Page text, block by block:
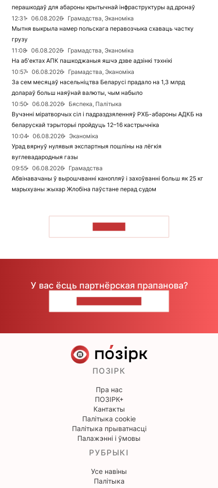
перашкодаў для абароны крытычнай інфраструктуры ад дронаў
12:31
06.08.2026
Грамадства, Эканоміка
Мытня выкрыла намер польскага перавозчыка схаваць частку
грузу
11:08
06.08.2026
Грамадства, Эканоміка
На аб'ектах АПК пашкоджаныя яшчэ дзве адзінкі тэхнікі
10:57
06.08.2026
Грамадства, Эканоміка
За сем месяцаў насельніцтва Беларусі прадало на 1,3 млрд
долараў больш наяўнай валюты, чым набыло
10:50
06.08.2026
Бяспека, Палітыка
Вучэнні міратворчых сіл і падраздзяленняў РХБ-абароны АДКБ на
беларускай тэрыторыі пройдуць 12–16 кастрычніка
10:04
06.08.2026
Эканоміка
Урад вярнуў нулявыя экспартныя пошліны на лёгкія
вуглевадародныя газы
09:55
06.08.2026
Грамадства
Абвінавачаны ў вырошчванні канопляў і захоўванні больш як 25 кг
марыхуаны жыхар Жлобіна паўстане перад судом
У вас ёсць партнёрская прапанова?
ПОЗІРК
Пра нас
ПОЗІРК+
Кантакты
Палітыка cookie
Палітыка прыватнасці
Палажэнні і ўмовы
РУБРЫКІ
Усе навіны
Палітыка